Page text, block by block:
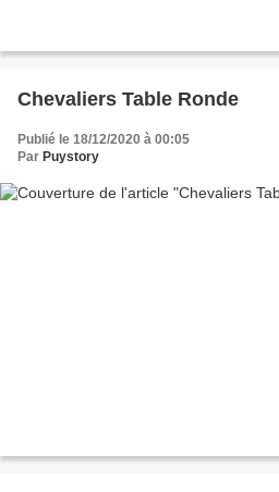
Chevaliers Table Ronde
Publié le 18/12/2020 à 00:05
Par Puystory